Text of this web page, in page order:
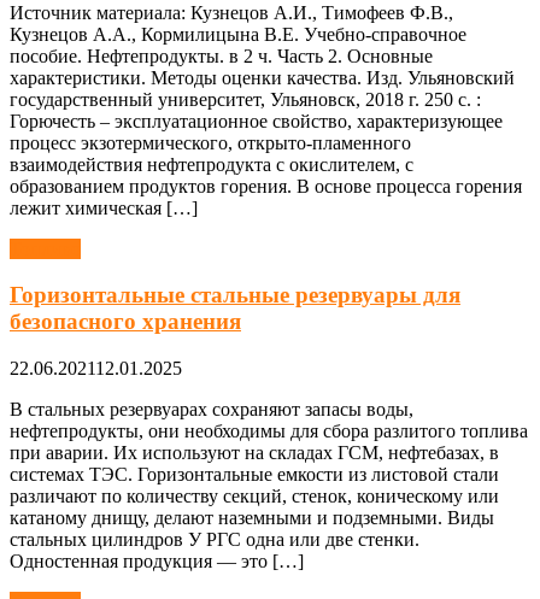
Источник материала: Кузнецов А.И., Тимофеев Ф.В.,
Кузнецов А.А., Кормилицына В.Е. Учебно-справочное
пособие. Нефтепродукты. в 2 ч. Часть 2. Основные
характеристики. Методы оценки качества. Изд. Ульяновский
государственный университет, Ульяновск, 2018 г. 250 с. :
Горючесть – эксплуатационное свойство, характеризующее
процесс экзотермического, открыто-пламенного
взаимодействия нефтепродукта с окислителем, с
образованием продуктов горения. В основе процесса горения
лежит химическая […]
Горизонтальные стальные резервуары для
безопасного хранения
22.06.202112.01.2025
В стальных резервуарах сохраняют запасы воды,
нефтепродукты, они необходимы для сбора разлитого топлива
при аварии. Их используют на складах ГСМ, нефтебазах, в
системах ТЭС. Горизонтальные емкости из листовой стали
различают по количеству секций, стенок, коническому или
катаному днищу, делают наземными и подземными. Виды
стальных цилиндров У РГС одна или две стенки.
Одностенная продукция — это […]